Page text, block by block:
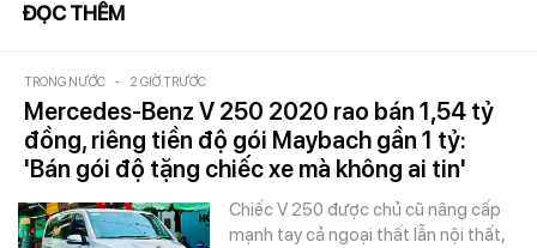
ĐỌC THÊM
TRONG NƯỚC - 2 GIỜ TRƯỚC
Mercedes-Benz V 250 2020 rao bán 1,54 tỷ
đồng, riêng tiền độ gói Maybach gần 1 tỷ:
'Bán gói độ tặng chiếc xe mà không ai tin'
Chiếc V 250 được chủ cũ nâng cấp
mạnh tay cả ngoại thất lẫn nội thất,